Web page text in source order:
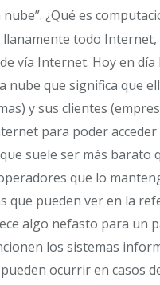
¿Qué es
llanamente todo
vía Internet. Hoy en
nube que significa que
y sus clientes
para poder
suele ser más
que lo
que pueden ver en la
algo nefasto para un
los sistemas
ocurrir en casos